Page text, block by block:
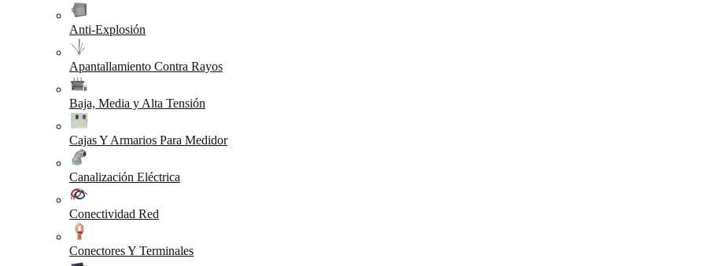
Anti-Explosión
Apantallamiento Contra Rayos
Baja, Media y Alta Tensión
Cajas Y Armarios Para Medidor
Canalización Eléctrica
Conectividad Red
Conectores Y Terminales